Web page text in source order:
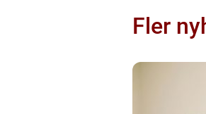
Fler